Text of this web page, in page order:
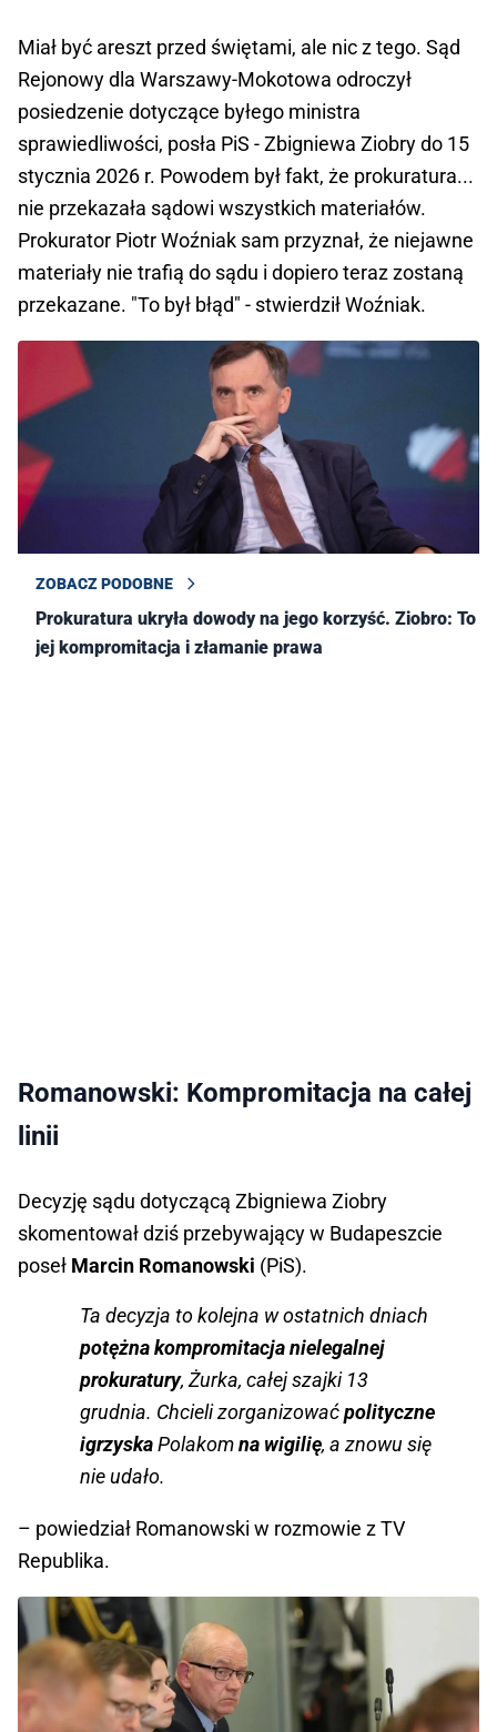
Miał być areszt przed świętami, ale nic z tego. Sąd
Rejonowy dla Warszawy-Mokotowa odroczył
posiedzenie dotyczące byłego ministra
sprawiedliwości, posła PiS - Zbigniewa Ziobry do 15
stycznia 2026 r. Powodem był fakt, że prokuratura...
nie przekazała sądowi wszystkich materiałów.
Prokurator Piotr Woźniak sam przyznał, że niejawne
materiały nie trafią do sądu i dopiero teraz zostaną
przekazane. "To był błąd" - stwierdził Woźniak.
ZOBACZ PODOBNE
Prokuratura ukryła dowody na jego korzyść. Ziobro: To
jej kompromitacja i złamanie prawa
Romanowski: Kompromitacja na całej
linii
Decyzję sądu dotyczącą Zbigniewa Ziobry
skomentował dziś przebywający w Budapeszcie
poseł Marcin Romanowski (PiS).
Ta decyzja to kolejna w ostatnich dniach
potężna kompromitacja nielegalnej
prokuratury, Żurka, całej szajki 13
grudnia. Chcieli zorganizowaćpolityczne
igrzyskaPolakomna wigilię, a znowu się
nie udało.
– powiedział Romanowski w rozmowie z TV
Republika.